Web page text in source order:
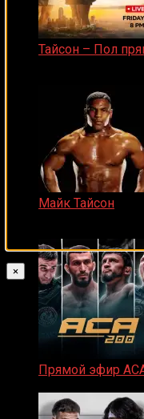
Тайсон – Пол
Майк Тайсон
Прямой эфир
×